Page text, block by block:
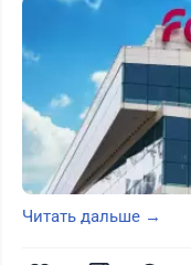
Читать дальше →